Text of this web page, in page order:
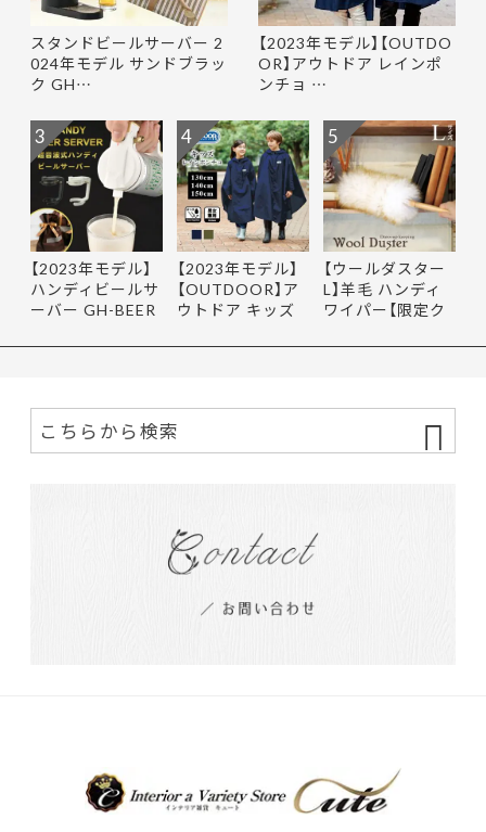
スタンドビールサーバー 2
024年モデル サンドブラッ
ク GH…
【2023年モデル】【OUTDO
OR】アウトドア レインポ
ンチョ …
【2023年モデル】
ハンディビールサ
ーバー GH-BEER
3
【2023年モデル】
【OUTDOOR】ア
ウトドア キッズ
4
【ウールダスター
L】羊毛 ハンディ
ワイパー【限定ク
5